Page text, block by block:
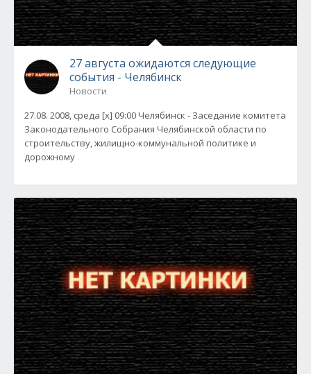
27 августа ожидаются следующие
события - Челябинск
Новости
27.08. 2008, среда [x] 09:00 Челябинск - Заседание комитета
Законодательного Собрания Челябинской области по
строительству, жилищно-коммунальной политике и
дорожному